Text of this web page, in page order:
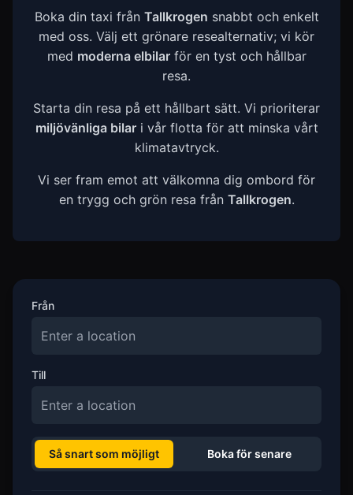
Boka din taxi från Tallkrogen snabbt och enkelt
med oss. Välj ett grönare resealternativ; vi kör
med moderna elbilarför en tyst och hållbar
resa.
Starta din resa på ett hållbart sätt. Vi prioriterar
miljövänliga bilari vår flotta för att minska vårt
klimatavtryck.
Vi ser fram emot att välkomna dig ombord för
en trygg och grön resa från Tallkrogen.
Från
Till
Så snart som möjligt Boka för senare